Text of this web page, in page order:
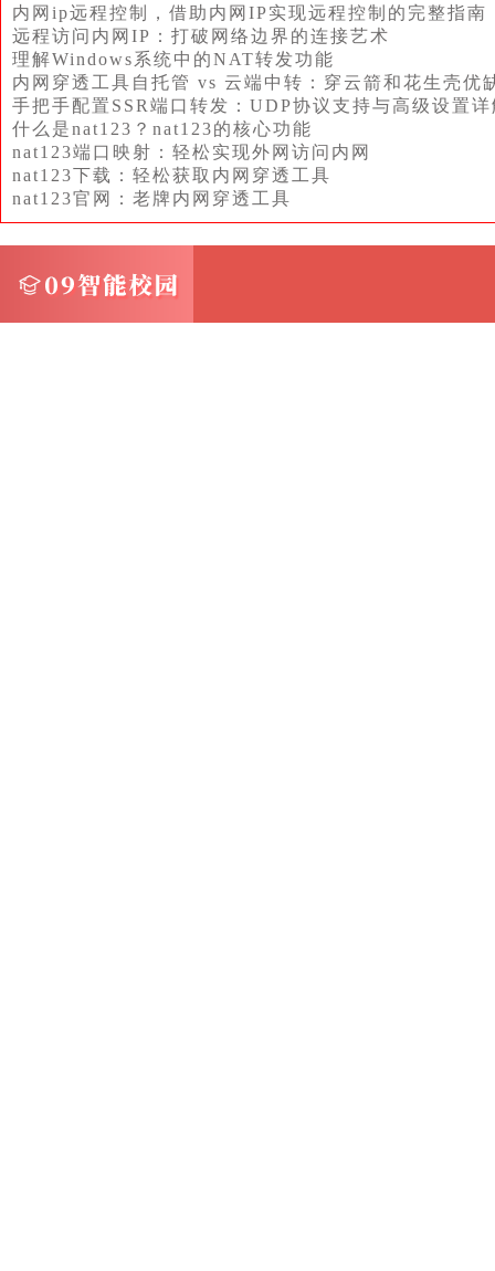
3.启用或关闭Windows功能：在左侧窗格中，
4.勾选Hyper-V：在弹出的窗口中，找到
台”和“Hyper-V管理工具”等相关选项
5.重启计算机：单击“确定”按钮，根据提示重
在弹出的用户帐户控制提示中，单击“是”按钮
内网ip远程控制，借助内网IP实现远程控制的完整指南
远程访问内网IP：打破网络边界的连接艺术
理解Windows系统中的NAT转发功能
内网穿透工具自托管 vs 云端中转：穿云箭和花生壳优
手把手配置SSR端口转发：UDP协议支持与高级设置详
什么是nat123？nat123的核心功能
nat123端口映射：轻松实现外网访问内网
nat123下载：轻松获取内网穿透工具
nat123官网：老牌内网穿透工具